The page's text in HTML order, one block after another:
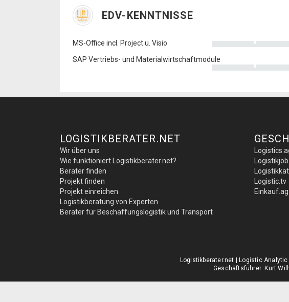
EDV-KENNTNISSE
MS-Office incl. Project u. Visio
SAP Vertriebs- und Materialwirtschaftmodule
LOGISTIKBERATER.NET
Wir über uns
Wie funktioniert Logistikberater.net?
Berater finden
Projekt finden
Projekt einreichen
Logistikberatung von Experten
Berater für Beschaffungslogistik und Transport
Logistic.tv
Einkauf.ag
Logistikberater.net | Logistic
Geschäftsführer: Kurt